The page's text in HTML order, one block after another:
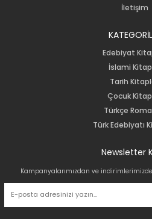
İletişim
Edebiyat
İslami
Tarih
Çocuk
Türkçe
Türk Edebiyatı
Newsletter
Kampanyalarımızdan ve